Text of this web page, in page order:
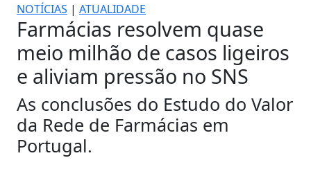
NOTÍCIAS | ATUALIDADE
Farmácias resolvem quase
meio milhão de casos ligeiros
e aliviam pressão no SNS
As conclusões do Estudo do Valor
da Rede de Farmácias em
Portugal.